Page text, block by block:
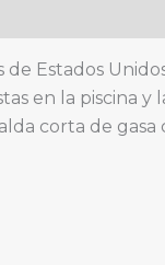
Estados
en la piscina
corta de